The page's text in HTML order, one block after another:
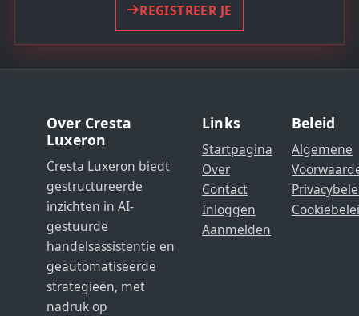
REGISTREER JE
Over Cresta
Luxeron
Cresta Luxeron biedt
gestructureerde
inzichten in AI-
gestuurde
handelsassistentie en
geautomatiseerde
strategieën, met
nadruk op
Links
Startpagina
Over
Contact
Inloggen
Aanmelden
Beleid
Algemene